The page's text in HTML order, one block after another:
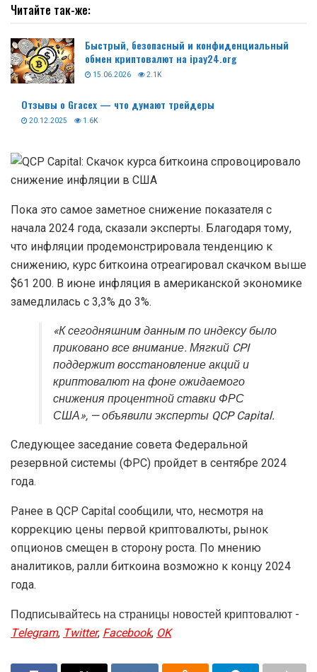
Читайте так-же:
Быстрый, безопасный и конфиденциальный
обмен криптовалют на ipay24.org
15.06.2026 2.1K
Отзывы о Gracex — что думают трейдеры
20.12.2025 1.6K
Пока это самое заметное снижение показателя с
начала 2024 года, сказали эксперты. Благодаря тому,
что инфляции продемонстрировала тенденцию к
снижению, курс биткоина отреагировал скачком выше
$61 200. В июне инфляция в американской экономике
замедлилась с 3,3% до 3%.
«К сегодняшним данным по индексу было
приковано все внимание. Мягкий CPI
поддержит восстановление акций и
криптовалют на фоне ожидаемого
снижения процентной ставки ФРС
США», — объявили эксперты QCP Capital.
Следующее заседание совета Федеральной
резервной системы (ФРС) пройдет в сентябре 2024
года.
Ранее в QCP Capital сообщили, что, несмотря на
коррекцию цены первой криптовалюты, рынок
опционов смещен в сторону роста. По мнению
аналитиков, ралли биткоина возможно к концу 2024
года.
Подписывайтесь на страницы новостей криптовалют -
Telegram,Twitter,Facebook,OK